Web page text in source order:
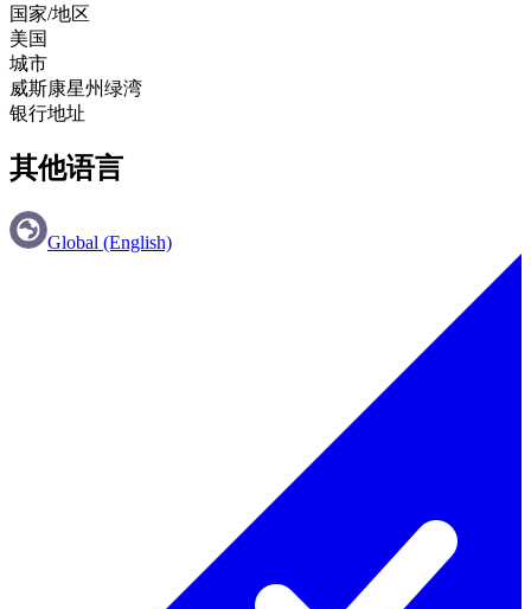
国家/地区
美国
城市
威斯康星州绿湾
银行地址
其他语言
Global (English)